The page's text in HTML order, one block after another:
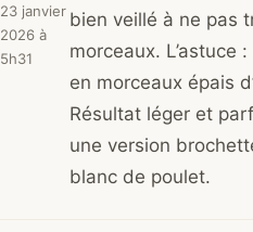
23 janvier
2026 à
5h31
bien veillé à ne pas
morceaux. L’astuce
en morceaux épais
Résultat léger et
une version
blanc de poulet.